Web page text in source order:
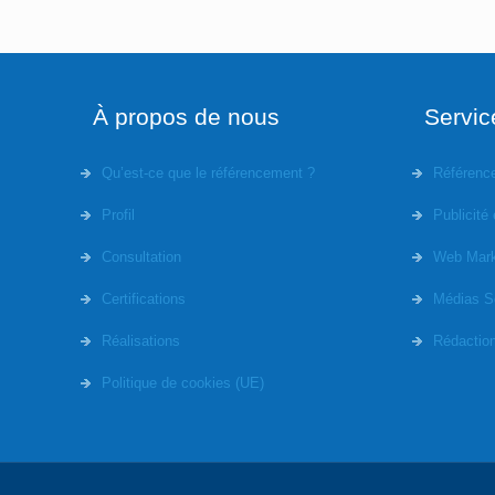
À propos de nous
Qu’est-ce que le référencement ?
Profil
Consultation
Certifications
Réalisations
Politique de cookies (UE)
Publicité
Web
Médias